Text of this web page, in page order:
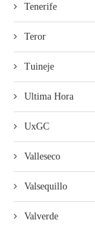
Tenerife
Teror
Tuineje
Ultima Hora
UxGC
Valleseco
Valsequillo
Valverde